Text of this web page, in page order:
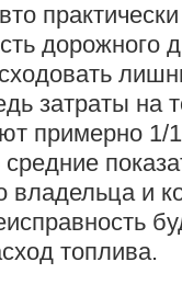
дорожного
затраты на
примерно 1/
владельца и
топлива.